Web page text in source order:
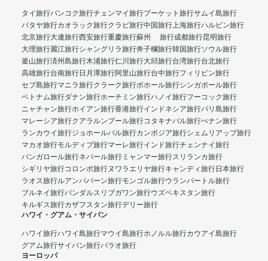
タイ旅行バンコク旅行チェンマイ旅行プーケット旅行サムイ島旅行
パタヤ旅行カオラック旅行クラビ旅行中国旅行上海旅行ハルビン旅行
北京旅行大連旅行西安旅行重慶旅行蘇州 旅行成都旅行昆明旅行
大理旅行麗江旅行シャングリラ旅行奔子欄旅行韓国旅行ソウル旅行
釜山旅行済州島旅行木浦旅行仁川旅行大邱旅行台湾旅行台北旅行
高雄旅行台南旅行日月潭旅行阿里山旅行台中旅行フィリピン旅行
セブ島旅行マニラ旅行クラーク旅行ボホール旅行シンガポール旅行
ベトナム旅行ダナン旅行ホーチミン旅行ハノイ旅行フーコック旅行
ニャチャン旅行ホイアン旅行香港旅行インドネシア旅行バリ島旅行
マレーシア旅行クアラルンプール旅行コタキナバル旅行ぺナン旅行
ランカウイ旅行ジョホールバル旅行カンボジア旅行シェムリアップ旅行
マカオ旅行モルディブ旅行マーレ旅行インド旅行チェンナイ旅行
バンガロール旅行ネパール旅行 ミャンマー旅行スリランカ旅行
シギリヤ旅行コロンボ旅行ヌワラエリヤ旅行キャンディ旅行日本旅行
ラオス旅行ルアンパバーン旅行モンゴル旅行ウランバートル旅行
ブルネイ旅行バンダルスリブガワン旅行ウズベキスタン旅行
キルギス旅行カザフスタン旅行デリー旅行
ハワイ・グアム・サイパン
ハワイ旅行ハワイ島旅行マウイ島旅行ホノルル旅行カウアイ島旅行
グアム旅行サイパン旅行パラオ旅行
ヨーロッパ